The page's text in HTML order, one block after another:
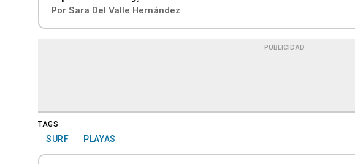
Por Sara Del Valle Hernández
PUBLICIDAD
TAGS
SURF PLAYAS